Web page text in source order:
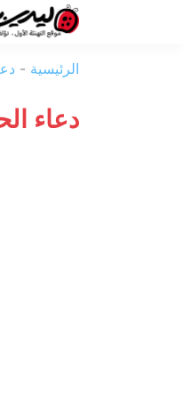
بيرد
الرئيسية -
دعاء